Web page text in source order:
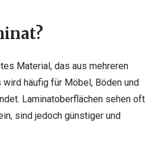
Material, das aus mehreren
häufig für Möbel, Böden und
Laminatoberflächen sehen oft
sind jedoch günstiger und